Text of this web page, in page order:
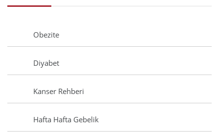
Obezite
Diyabet
Kanser Rehberi
Hafta Hafta Gebelik